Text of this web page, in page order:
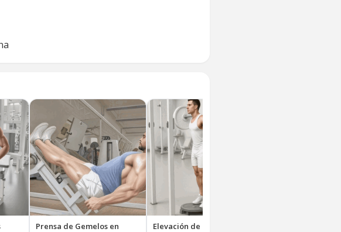
Prensa de Gemelos en
Elevación de Gemelos con